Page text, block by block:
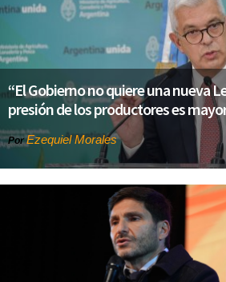
“El Gobierno no quiere una nueva
presión de los productores es
PorEzequiel Morales